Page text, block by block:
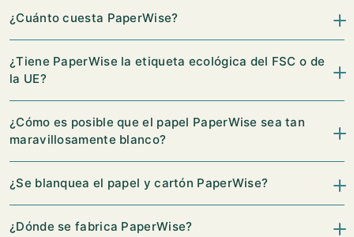
¿Cuánto cuesta PaperWise?
¿Tiene PaperWise la etiqueta ecológica del FSC o de
la UE?
¿Cómo es posible que el papel PaperWise sea tan
maravillosamente blanco?
¿Se blanquea el papel y cartón PaperWise?
¿Dónde se fabrica PaperWise?